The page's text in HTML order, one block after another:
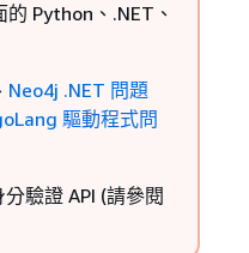
Python、.NET、
Neo4j .NET 問題
驅動程式問
驗證 API (請參閱